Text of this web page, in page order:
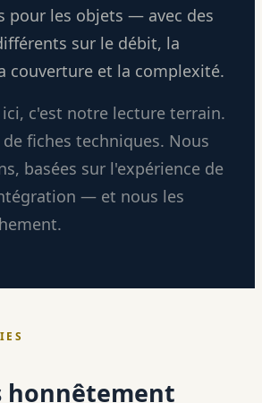
pour les objets — avec des
sur le débit, la
couverture et la complexité.
ici, c'est notre lecture terrain.
fiches techniques. Nous
basées sur l'expérience de
— et nous les
honnêtement